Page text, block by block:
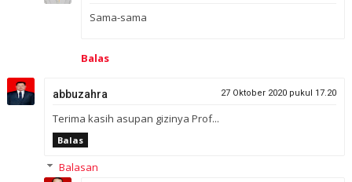
Sama-sama
Balas
abbuzahra 27 Oktober 2020 pukul 17.20
Terima kasih asupan gizinya Prof...
Balas
Balasan